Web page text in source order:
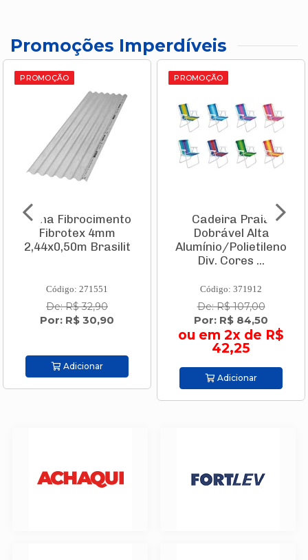
Promoções Imperdíveis
PROMOÇÃO
Cadeira Praia
Dobrável Alta
Alumínio/Polietileno
Código: 371912
De: R$ 107,00
Por: R$ 84,50
Adicionar
PROMOÇÃO
Cadeira Praia
Dobrável Reclinável
Alumínio/Polietileno
Div. ...
Código: 371920
De: R$ 159,90
Por: R$ 126,50
ou em 3x de R$
42,17
Adicionar